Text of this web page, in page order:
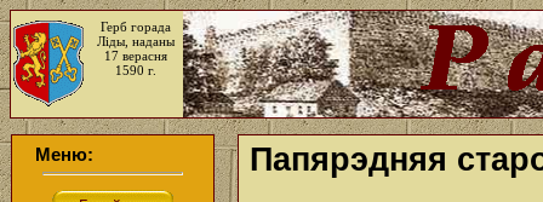
Герб горада
Ліды, наданы
17 верасня
1590 г.
Меню: Папярэдняя